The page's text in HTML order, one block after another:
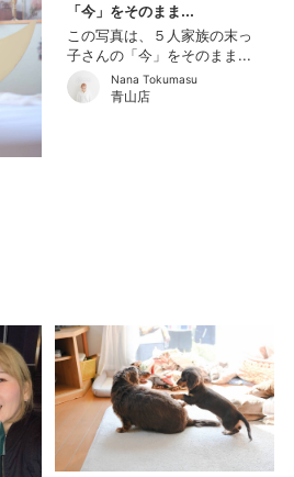
「今」をそのまま...
この写真は、５人家族の末っ
子さんの「今」をそのまま...
Nana Tokumasu
青山店